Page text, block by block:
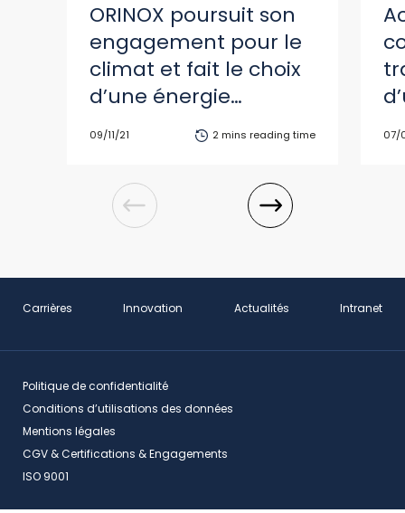
ORINOX poursuit son
engagement pour le
climat et fait le choix
d’une énergie
décarbonée
09/11/21 2 mins reading time 07/
Carrières Innovation Actualités Intranet
Politique de confidentialité
Conditions d’utilisations des données
Mentions légales
CGV & Certifications & Engagements
ISO 9001